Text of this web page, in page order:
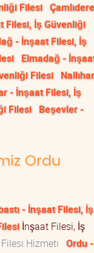
Filesi Çamlıdere
Filesi, İş Güvenliği
- İnşaat Filesi, İş
Elmadağ -
Filesi
- İnşaat Filesi, İş
Filesi Beşevler -
Ordu
- İnşaat Filesi, İş
İnşaat Filesi, İş
Hizmeti Ordu -